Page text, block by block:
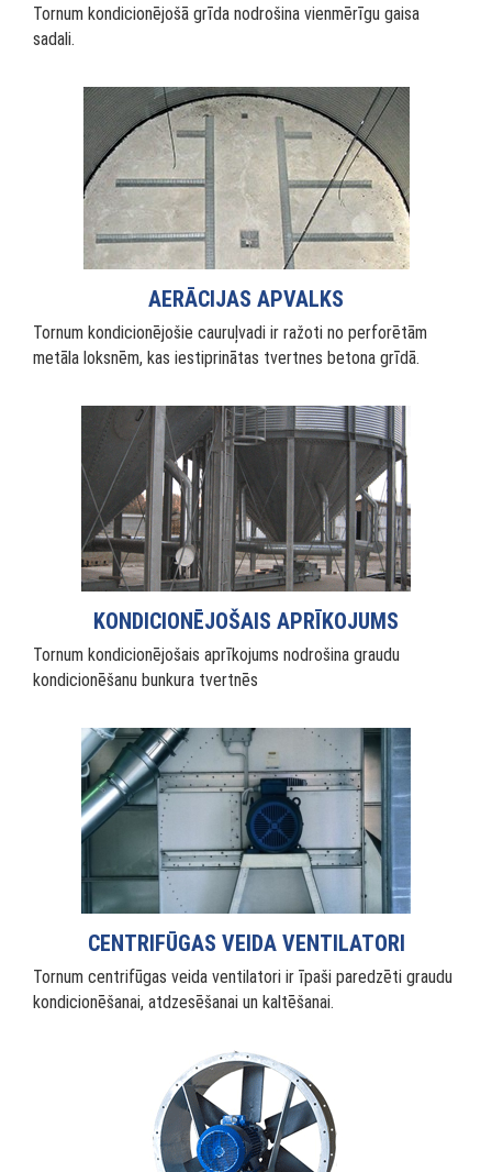
Tornum kondicionējošā grīda nodrošina vienmērīgu gaisa
sadali.
AERĀCIJAS APVALKS
Tornum kondicionējošie cauruļvadi ir ražoti no perforētām
metāla loksnēm, kas iestiprinātas tvertnes betona grīdā.
KONDICIONĒJOŠAIS APRĪKOJUMS
Tornum kondicionējošais aprīkojums nodrošina graudu
kondicionēšanu bunkura tvertnēs
CENTRIFŪGAS VEIDA VENTILATORI
Tornum centrifūgas veida ventilatori ir īpaši paredzēti graudu
kondicionēšanai, atdzesēšanai un kaltēšanai.